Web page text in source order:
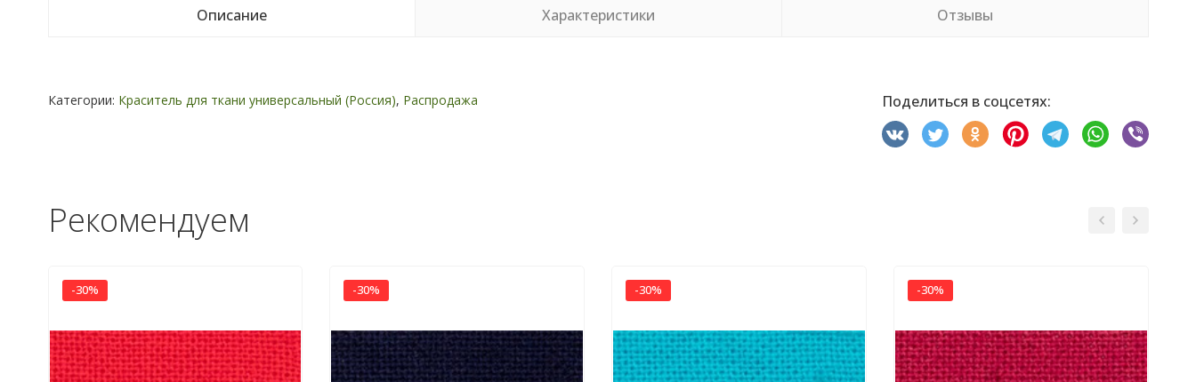
Описание Характеристики Отзывы
Категории: Краситель для ткани универсальный (Россия), Распродажа Поделиться в соцсетях:
Рекомендуем
-30% -30% -30% -30%